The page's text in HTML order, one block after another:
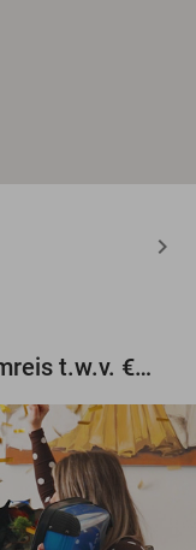
Maak gratis kans op een droomreis t.w.v. €3.000!